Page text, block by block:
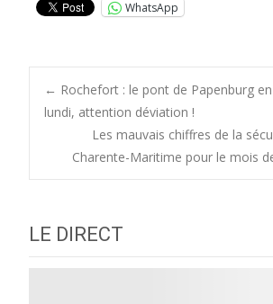
WhatsApp
Post
navigation
← Rochefort : le pont de Papenburg
lundi, attention déviation !
Les mauvais chiffres de la
Charente-Maritime pour le mois
LE DIRECT